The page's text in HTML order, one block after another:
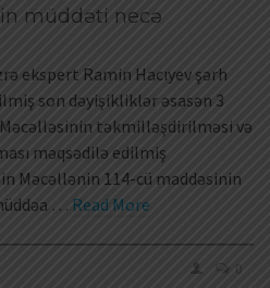
müddəti necə
ekspert Ramin Hacıyev şərh
son dəyişikliklər əsasən 3
təkmilləşdirilməsi və
məqsədilə edilmiş
Məcəllənin 114-cü maddəsinin
… Read More
0